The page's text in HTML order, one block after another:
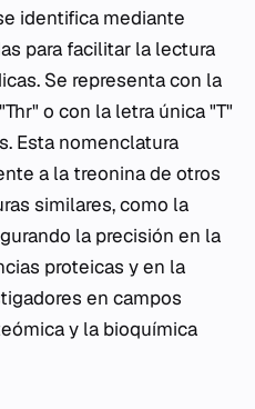
identifica mediante
para facilitar la lectura
Se representa con la
o con la letra única "T"
Esta nomenclatura
a la treonina de otros
similares, como la
la precisión en la
proteicas y en la
en campos
y la bioquímica